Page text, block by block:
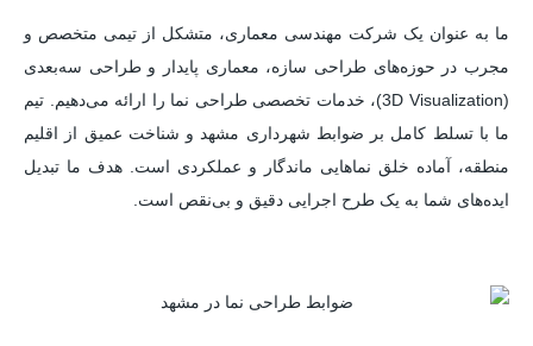
ما به عنوان یک شرکت مهندسی معماری، متشکل از تیمی متخصص و
مجرب در حوزه‌های طراحی سازه، معماری پایدار و طراحی سه‌بعدی
(3D Visualization)، خدمات تخصصی طراحی نما را ارائه می‌دهیم. تیم
ما با تسلط کامل بر ضوابط شهرداری مشهد و شناخت عمیق از اقلیم
منطقه، آماده خلق نماهایی ماندگار و عملکردی است. هدف ما تبدیل
ایده‌های شما به یک طرح اجرایی دقیق و بی‌نقص است.